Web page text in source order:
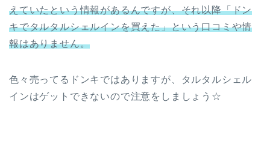
えていたという情報があるんですが、それ以降「ドン
キでタルタルシェルインを買えた」という口コミや情
報はありません。
色々売ってるドンキではありますが、タルタルシェル
インはゲットできないので注意をしましょう☆